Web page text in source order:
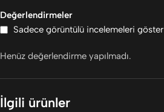
Değerlendirmeler
Sadece görüntülü incelemeleri göster
Henüz değerlendirme yapılmadı.
İlgili ürünler